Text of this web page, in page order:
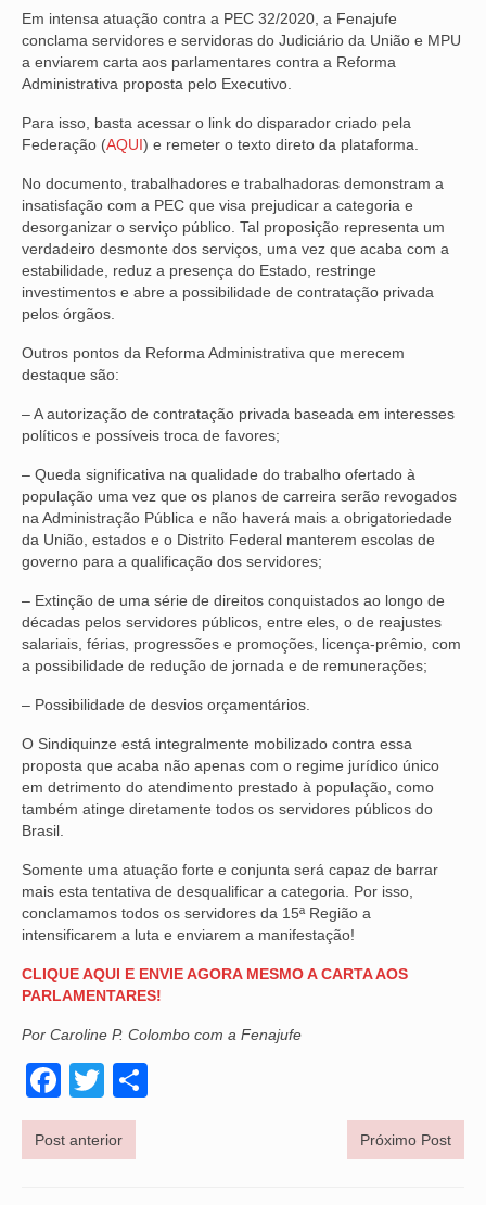
ARAÇATUBA
BAURU
RIBEIRÃO PRETO
SÃO JOSÉ DOS CAMPOS
SÃO JOSÉ DO RIO PRETO
SOROCABA
BOLETIM
VÍDEOS
CONVÊNIOS
SINDICALIZE-SE
JURÍDICO
NÚCLEOS
APOSENTADOS
ANALISTAS JUDICIÁRIOS
ACESSIBILIDADE E INCLUSÃO
LGBTQIA+
MULHERES
OFICIAIS DE JUSTIÇA
SOLIDARIEDADE
TÉCNICOS JUDICIÁRIOS
TECNOLOGIA DA INFORMAÇÃO
Em intensa atuação contra a PEC 32/2020, a Fenajufe
conclama servidores e servidoras do Judiciário da União e MPU
a enviarem carta aos parlamentares contra a Reforma
Administrativa proposta pelo Executivo.
Para isso, basta acessar o link do disparador criado pela
Federação (AQUI) e remeter o texto direto da plataforma.
No documento, trabalhadores e trabalhadoras demonstram a
insatisfação com a PEC que visa prejudicar a categoria e
desorganizar o serviço público. Tal proposição representa um
verdadeiro desmonte dos serviços, uma vez que acaba com a
estabilidade, reduz a presença do Estado, restringe
investimentos e abre a possibilidade de contratação privada
pelos órgãos.
Outros pontos da Reforma Administrativa que merecem
destaque são:
– A autorização de contratação privada baseada em interesses
políticos e possíveis troca de favores;
– Queda significativa na qualidade do trabalho ofertado à
população uma vez que os planos de carreira serão revogados
na Administração Pública e não haverá mais a obrigatoriedade
da União, estados e o Distrito Federal manterem escolas de
governo para a qualificação dos servidores;
– Extinção de uma série de direitos conquistados ao longo de
décadas pelos servidores públicos, entre eles, o de reajustes
salariais, férias, progressões e promoções, licença-prêmio, com
a possibilidade de redução de jornada e de remunerações;
– Possibilidade de desvios orçamentários.
O Sindiquinze está integralmente mobilizado contra essa
proposta que acaba não apenas com o regime jurídico único
em detrimento do atendimento prestado à população, como
também atinge diretamente todos os servidores públicos do
Brasil.
Somente uma atuação forte e conjunta será capaz de barrar
mais esta tentativa de desqualificar a categoria. Por isso,
conclamamos todos os servidores da 15ª Região a
intensificarem a luta e enviarem a manifestação!
CLIQUE AQUI E ENVIE AGORA MESMO A CARTA AOS
PARLAMENTARES!
Por Caroline P. Colombo com a Fenajufe
Facebook
Twitter
Post anterior Próximo Post